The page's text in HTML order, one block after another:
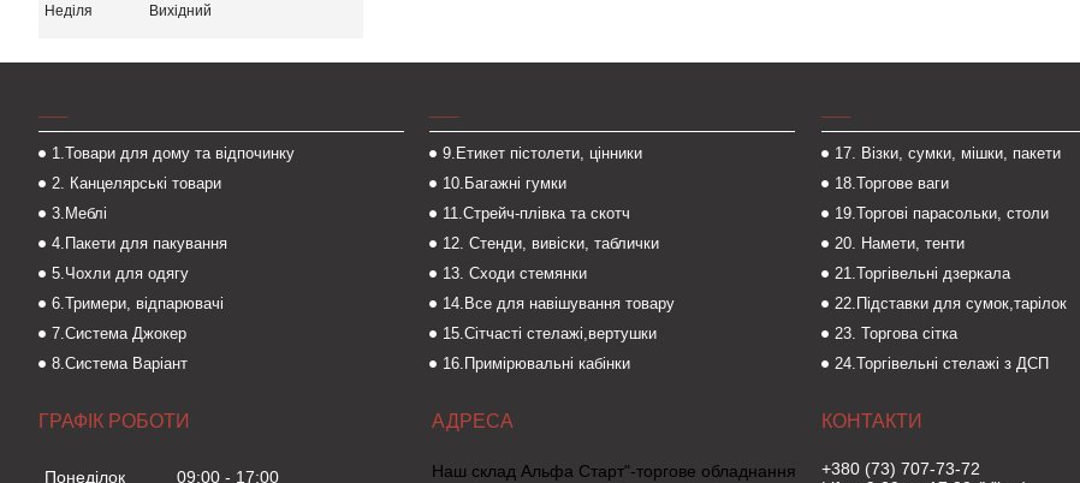
Неділя
Вихідний
1.Товари для дому та відпочинку
2. Канцелярські товари
3.Меблі
4.Пакети для пакування
5.Чохли для одягу
6.Тримери, відпарювачі
7.Система Джокер
8.Система Варіант
9.Етикет пістолети, цінники
10.Багажні гумки
11.Стрейч-плівка та скотч
12. Стенди, вивіски, таблички
13. Сходи стемянки
14.Все для навішування товару
15.Сітчасті стелажі,вертушки
16.Примірювальні кабінки
17. Візки, сумки, мішки, пакети
18.Торгове ваги
19.Торгові парасольки, столи
20. Намети, тенти
21.Торгівельні дзеркала
22.Підставки для сумок,тарілок
23. Торгова сітка
24.Торгівельні стелажі з ДСП
ГРАФІК РОБОТИ
Понеділок 09:00
17:00
Наш склад Альфа Старт"-торгове обладнання
+380 (73) 707-73-72